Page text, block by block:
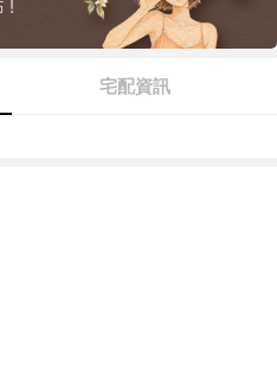
宅配資訊